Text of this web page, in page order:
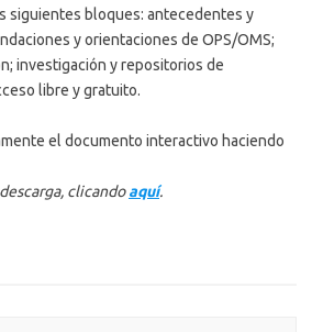
siguientes bloques: antecedentes y
y orientaciones de OPS/OMS;
investigación y repositorios de
libre y gratuito.
el documento interactivo haciendo
clicandoaquí.